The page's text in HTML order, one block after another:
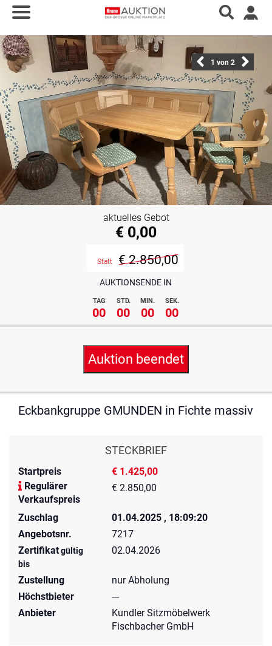
1 von 2
AUKTIONSENDE IN
TAG STD. MIN. SEK.
00 00 00 00
aktuelles Gebot
€ 0,00
Statt € 2.850,00
Auktion beendet
Eckbankgruppe GMUNDEN in Fichte massiv
STECKBRIEF
Startpreis
€ 1.425,00
Regulärer
Verkaufspreis
€ 2.850,00
Zuschlag
01.04.2025 , 18:09:20
Angebotsnr.
7217
Zertifikatgültig
bis
02.04.2026
Zustellung
nur Abholung
Höchstbieter
---
Anbieter
Kundler Sitzmöbelwerk
Fischbacher GmbH